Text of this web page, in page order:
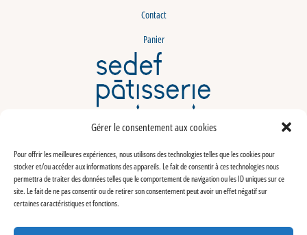
Gérer le consentement aux cookies
Pour offrir les meilleures expériences, nous utilisons des technologies telles que les cookies pour
stocker et/ou accéder aux informations des appareils. Le fait de consentir à ces technologies nous
permettra de traiter des données telles que le comportement de navigation ou les ID uniques sur ce
site. Le fait de ne pas consentir ou de retirer son consentement peut avoir un effet négatif sur
certaines caractéristiques et fonctions.
Contact
Panier